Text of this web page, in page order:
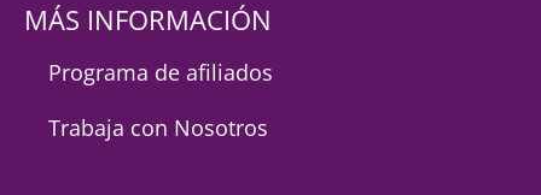
MÁS INFORMACIÓN
Programa de afiliados
Trabaja con Nosotros